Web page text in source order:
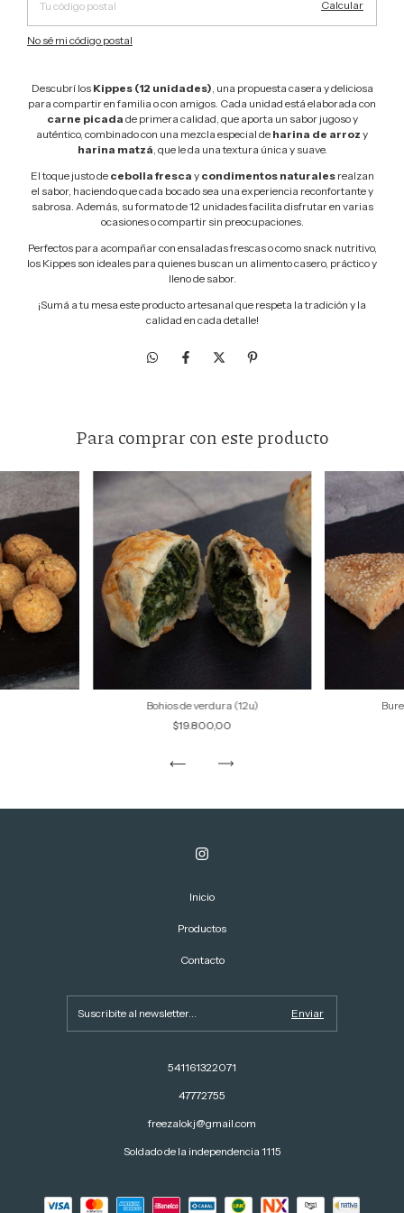
Calcular
No sé mi código postal
Descubrí los Kippes (12 unidades), una propuesta casera y deliciosa
para compartir en familia o con amigos. Cada unidad está elaborada con
carne picada de primera calidad, que aporta un sabor jugoso y
auténtico, combinado con una mezcla especial de harina de arroz y
harina matzá, que le da una textura única y suave.
El toque justo de cebolla fresca y condimentos naturalesrealzan
el sabor, haciendo que cada bocado sea una experiencia reconfortante y
sabrosa. Además, su formato de 12 unidades facilita disfrutar en varias
ocasiones o compartir sin preocupaciones.
Perfectos para acompañar con ensaladas frescas o como snack nutritivo,
los Kippes son ideales para quienes buscan un alimento casero, práctico y
lleno de sabor.
¡Sumá a tu mesa este producto artesanal que respeta la tradición y la
calidad en cada detalle!
Para comprar con este producto
Bohios de verdura (12u)
$19.800,00
Inicio
Productos
Contacto
541161322071
47772755
freezalokj@gmail.com
Soldado de la independencia 1115